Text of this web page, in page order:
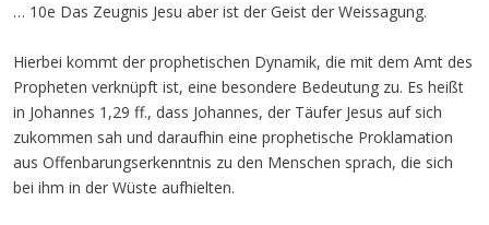
… 10e Das Zeugnis Jesu aber ist der Geist der Weissagung.
Hierbei kommt der prophetischen Dynamik, die mit dem Amt des
Propheten verknüpft ist, eine besondere Bedeutung zu. Es heißt
in Johannes 1,29 ff., dass Johannes, der Täufer Jesus auf sich
zukommen sah und daraufhin eine prophetische Proklamation
aus Offenbarungserkenntnis zu den Menschen sprach, die sich
bei ihm in der Wüste aufhielten.